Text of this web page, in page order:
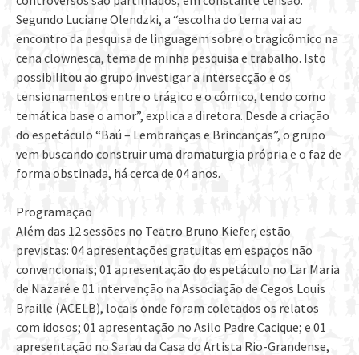
Segundo Luciane Olendzki, a “escolha do tema vai ao
encontro da pesquisa de linguagem sobre o tragicômico na
cena clownesca, tema de minha pesquisa e trabalho. Isto
possibilitou ao grupo investigar a intersecção e os
tensionamentos entre o trágico e o cômico, tendo como
temática base o amor”, explica a diretora. Desde a criação
do espetáculo “Baú – Lembranças e Brincanças”, o grupo
vem buscando construir uma dramaturgia própria e o faz de
forma obstinada, há cerca de 04 anos.
Programação
Além das 12 sessões no Teatro Bruno Kiefer, estão
previstas: 04 apresentações gratuitas em espaços não
convencionais; 01 apresentação do espetáculo no Lar Maria
de Nazaré e 01 intervenção na Associação de Cegos Louis
Braille (ACELB), locais onde foram coletados os relatos
com idosos; 01 apresentação no Asilo Padre Cacique; e 01
apresentação no Sarau da Casa do Artista Rio-Grandense,